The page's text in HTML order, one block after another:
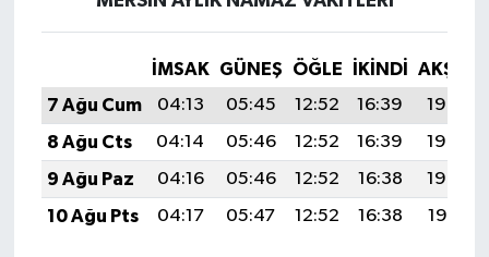
İMSAK GÜNEŞ ÖĞLE İKINDI
AKŞAM
7 Ağu Cum
04:13 05:45 12:52 16:39
19:50
8 Ağu Cts
04:14 05:46 12:52 16:39
19:49
9 Ağu Paz
04:16 05:46 12:52 16:38
19:48
10 Ağu Pts
04:17 05:47 12:52 16:38 19:47